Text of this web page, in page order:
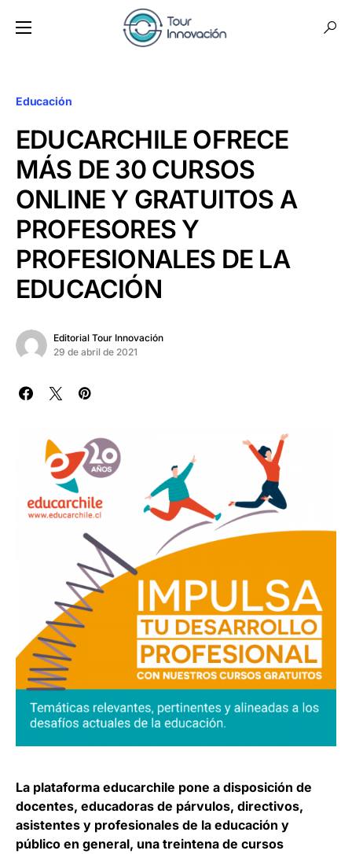
Educación
EDUCARCHILE OFRECE
MÁS DE 30 CURSOS
ONLINE Y GRATUITOS A
PROFESORES Y
PROFESIONALES DE LA
EDUCACIÓN
Editorial Tour Innovación
29 de abril de 2021
La plataforma educarchile pone a disposición de
docentes, educadoras de párvulos, directivos,
asistentes y profesionales de la educación y
público en general, una treintena de cursos